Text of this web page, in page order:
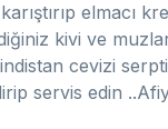
elmacı
kivi ve
cevizi
servis edin